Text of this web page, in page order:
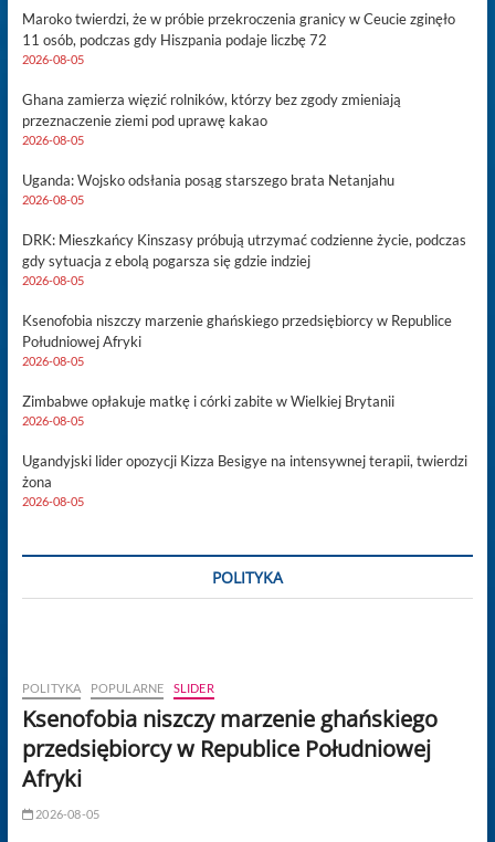
Maroko twierdzi, że w próbie przekroczenia granicy w Ceucie zginęło
11 osób, podczas gdy Hiszpania podaje liczbę 72
2026-08-05
Ghana zamierza więzić rolników, którzy bez zgody zmieniają
przeznaczenie ziemi pod uprawę kakao
2026-08-05
Uganda: Wojsko odsłania posąg starszego brata Netanjahu
2026-08-05
DRK: Mieszkańcy Kinszasy próbują utrzymać codzienne życie, podczas
gdy sytuacja z ebolą pogarsza się gdzie indziej
2026-08-05
Ksenofobia niszczy marzenie ghańskiego przedsiębiorcy w Republice
Południowej Afryki
2026-08-05
Zimbabwe opłakuje matkę i córki zabite w Wielkiej Brytanii
2026-08-05
Ugandyjski lider opozycji Kizza Besigye na intensywnej terapii, twierdzi
żona
2026-08-05
POLITYKA
POLITYKA POPULARNE SLIDER
Ksenofobia niszczy marzenie ghańskiego
przedsiębiorcy w Republice Południowej
Afryki
2026-08-05